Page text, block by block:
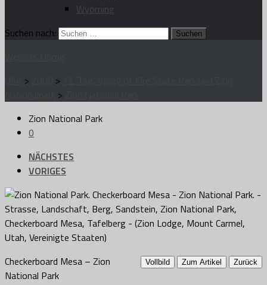
Wyoming
Suchen nach:
> >
>
Zion National Park
0
NÄCHSTES
VORIGES
Vollbild Zum Artikel Zurück
Checkerboard Mesa – Zion
National Park